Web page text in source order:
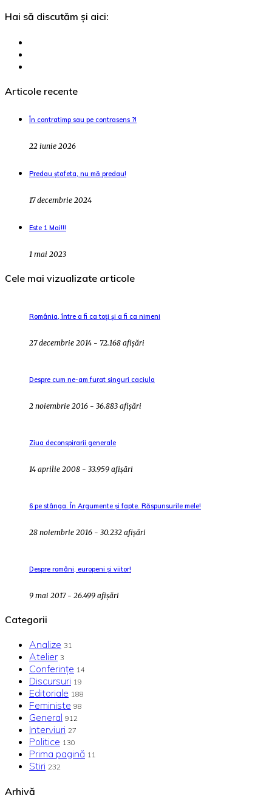
Hai să discutăm și aici:
Articole recente
În contratimp sau pe contrasens ?!
22 iunie 2026
Predau ștafeta, nu mă predau!
17 decembrie 2024
Este 1 Mai!!!
1 mai 2023
Cele mai vizualizate articole
România, între a fi ca toți și a fi ca nimeni
27 decembrie 2014 - 72.168 afișări
Despre cum ne-am furat singuri caciula
2 noiembrie 2016 - 36.883 afișări
Ziua deconspirarii generale
14 aprilie 2008 - 33.959 afișări
6 pe stânga. În Argumente și fapte. Răspunsurile mele!
28 noiembrie 2016 - 30.232 afișări
Despre români, europeni și viitor!
9 mai 2017 - 26.499 afișări
Categorii
Analize 31
Atelier 3
Conferințe 14
Discursuri 19
Editoriale 188
Feministe 98
General 912
Interviuri 27
Politice 130
Prima pagină 11
Stiri 232
Arhivă